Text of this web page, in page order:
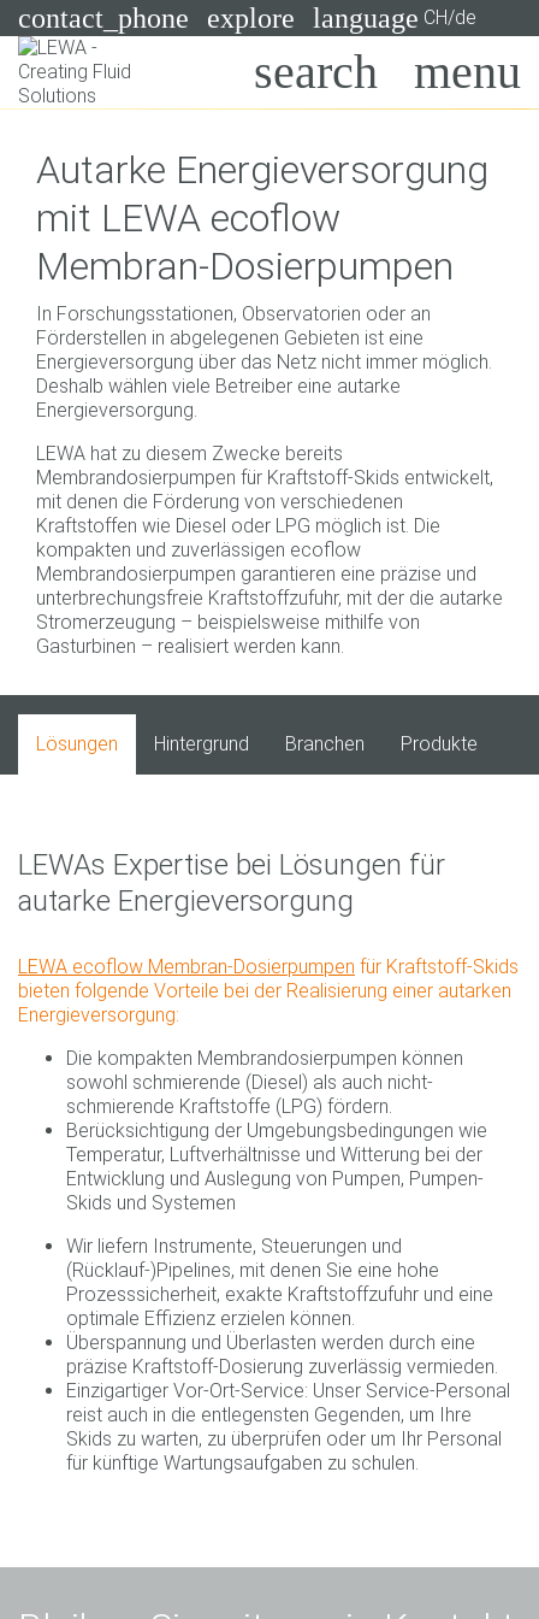
contact_phone explore language CH/de
Systeme
Branchen
Anwendungen
Services
Consulting
Autarke Energieversorgung
mit LEWA ecoflow
Membran-Dosierpumpen
In Forschungsstationen, Observatorien oder an
Förderstellen in abgelegenen Gebieten ist eine
Energieversorgung über das Netz nicht immer möglich.
Deshalb wählen viele Betreiber eine autarke
Energieversorgung.
LEWA hat zu diesem Zwecke bereits
Membrandosierpumpen für Kraftstoff-Skids entwickelt,
mit denen die Förderung von verschiedenen
Kraftstoffen wie Diesel oder LPG möglich ist. Die
kompakten und zuverlässigen ecoflow
Membrandosierpumpen garantieren eine präzise und
unterbrechungsfreie Kraftstoffzufuhr, mit der die autarke
Stromerzeugung – beispielsweise mithilfe von
Gasturbinen – realisiert werden kann.
Lösungen Hintergrund Branchen Produkte
LEWAs Expertise bei Lösungen für
autarke Energieversorgung
LEWA ecoflow Membran-Dosierpumpen für Kraftstoff-Skids
bieten folgende Vorteile bei der Realisierung einer autarken
Energieversorgung:
Die kompakten Membrandosierpumpen können
sowohl schmierende (Diesel) als auch nicht-
schmierende Kraftstoffe (LPG) fördern.
Berücksichtigung der Umgebungsbedingungen wie
Temperatur, Luftverhältnisse und Witterung bei der
Entwicklung und Auslegung von Pumpen, Pumpen-
Skids und Systemen
Wir liefern Instrumente, Steuerungen und
(Rücklauf-)Pipelines, mit denen Sie eine hohe
Prozesssicherheit, exakte Kraftstoffzufuhr und eine
optimale Effizienz erzielen können.
Überspannung und Überlasten werden durch eine
präzise Kraftstoff-Dosierung zuverlässig vermieden.
Einzigartiger Vor-Ort-Service: Unser Service-Personal
reist auch in die entlegensten Gegenden, um Ihre
Skids zu warten, zu überprüfen oder um Ihr Personal
für künftige Wartungsaufgaben zu schulen.